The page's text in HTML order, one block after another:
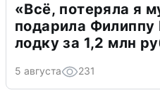
«Всё, потеряла я
подарила
лодку за 1,2 млн
5 августа 231